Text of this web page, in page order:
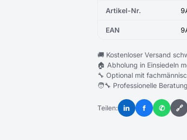
Artikel-Nr.
EAN
🚚 Kostenloser Versand
🏠 Abholung in Einsiedeln
🔧 Optional mit
🧑‍🔧 Professionelle
Teilen: in f ✆ 🔗